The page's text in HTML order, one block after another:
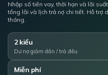
Nhập số tiền vay, thời hạn và lãi
tổng lãi và lịch trả nợ chi tiết. Hỗ trợ
tháng.
2 kiểu
Dư nợ giảm dần / trả đều
Miễn phí